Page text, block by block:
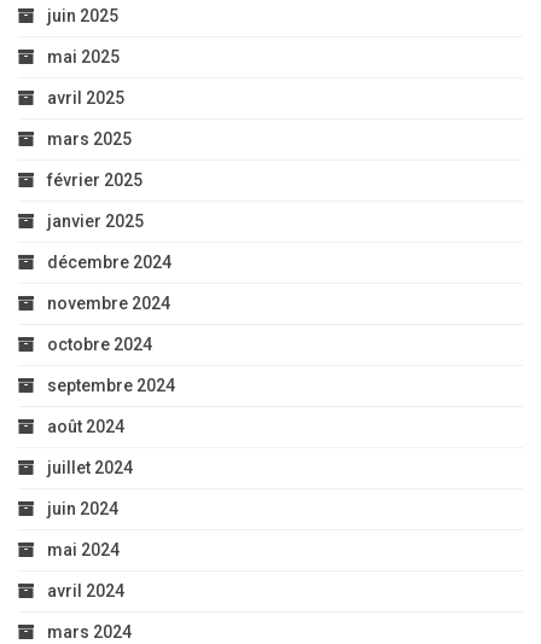
juin 2025
mai 2025
avril 2025
mars 2025
février 2025
janvier 2025
décembre 2024
novembre 2024
octobre 2024
septembre 2024
août 2024
juillet 2024
juin 2024
mai 2024
avril 2024
mars 2024